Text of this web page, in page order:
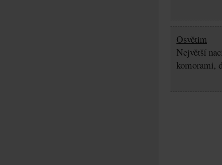
Osvětim
Největší
komorami,